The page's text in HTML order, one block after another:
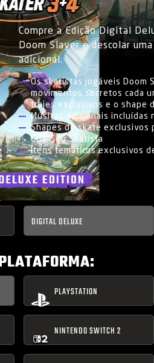
Compre a Edição Digital
Doom Slayer e descolar
adicional.
Os skatistas jogáveis Doom
movimentos secretos cada
trajes exclusivos e o shape
Músicas adicionais incluídas
Shapes de skate exclusivos
Crie Seu Skatista
Itens temáticos exclusivos
DIGITAL DELUXE
PLAYSTATION
NINTENDO SWITCH 2